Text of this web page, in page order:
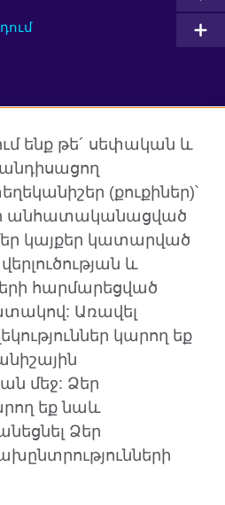
Flickr
Instagram
աշխարհում
ՄԹ միջազգային
կառուցում է մշակութային
ենք թե´ սեփական և
(քուքիներ)՝
անհատականացված
կայքեր կատարված
վերլուծության և
հարմարեցված
Առավել
կարող եք
մեջ: Ձեր
եք նաև
Ձեր